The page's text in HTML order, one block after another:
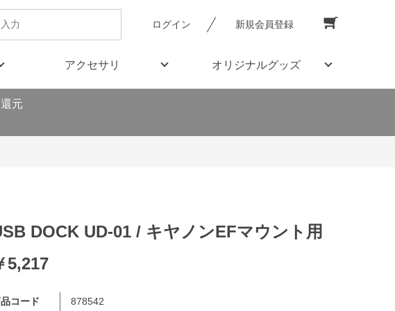
ログイン 新規会員登録
アクセサリ オリジナルグッズ
還元
DOCK UD-01 / キヤノンEFマウント用
5,217
コード 878542